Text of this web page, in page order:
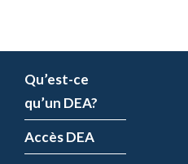
Qu’est-ce
qu’un DEA?
Accès DEA